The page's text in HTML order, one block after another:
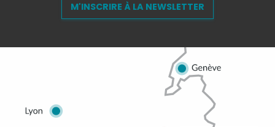
M'INSCRIRE À LA NEWSLETTER